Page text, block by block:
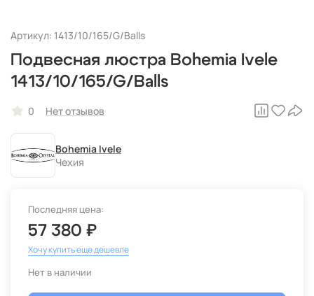
Артикул: 1413/10/165/G/Balls
Подвесная люстра Bohemia Ivele
1413/10/165/G/Balls
0 Нет отзывов
Bohemia Ivele
Чехия
Последняя цена:
57 380 ₽
Хочу купить еще дешевле
Нет в наличии